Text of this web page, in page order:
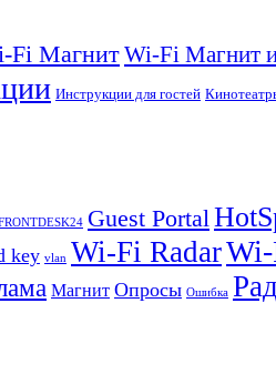
Fi МагнитWi-Fi Магнит
Инструкции для гостей
Guest Portal
key vlan Wi-Fi Radar
Магнит Опросы Ошибка